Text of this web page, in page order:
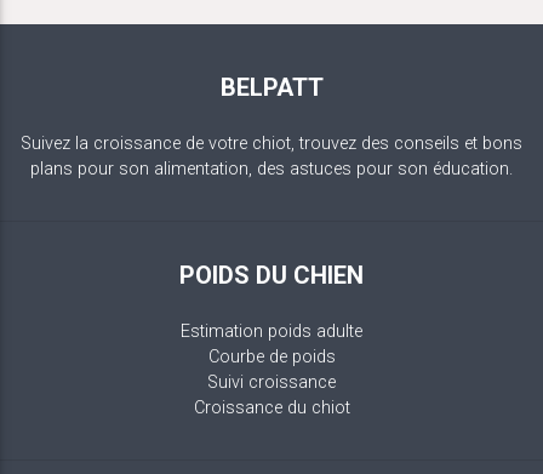
BELPATT
Suivez la croissance de votre chiot, trouvez des conseils et bons
plans pour son alimentation, des astuces pour son éducation.
POIDS DU CHIEN
Estimation poids adulte
Courbe de poids
Suivi croissance
Croissance du chiot